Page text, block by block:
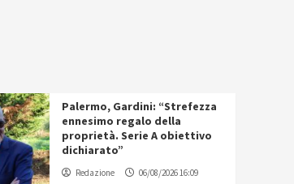
Palermo, Gardini: “Strefezza
ennesimo regalo della
proprietà. Serie A obiettivo
dichiarato”
Redazione 06/08/2026 16:09